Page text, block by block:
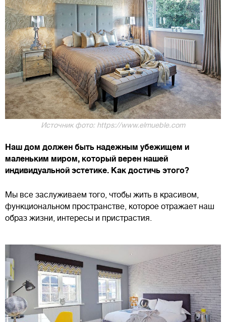
Источник фото: https://www.elmueble.com
Наш дом должен быть надежным убежищем и
маленьким миром, который верен нашей
индивидуальной эстетике. Как достичь этого?
Мы все заслуживаем того, чтобы жить в красивом,
функциональном пространстве, которое отражает наш
образ жизни, интересы и пристрастия.